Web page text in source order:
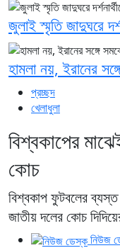
প্রচ্ছদ
খেলাধুলা
বিশ্বকাপের
কোচ
বিশ্বকাপ ফুটবলের ব্যস্ত
জাতীয় দলের কোচ
নিউজ
জুলাই স্মৃতি জাদুঘরে
হামলা নয়, ইরানের